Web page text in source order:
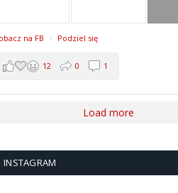
na FB · Podziel się
12 0 1
Load more
INSTAGRAM